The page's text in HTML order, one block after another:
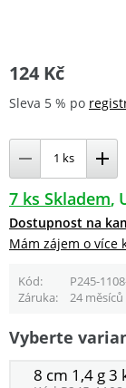
124 Kč
Sleva 5 % po
7 ks Skladem
Dostupnost na
Mám zájem o více
Kód P245-
Záruka
24 měsíců
Vyberte
8 cm 1,4 g 3